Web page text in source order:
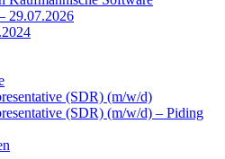
29.07.2026
(SDR) (m/w/d)
(SDR) (m/w/d) – Piding